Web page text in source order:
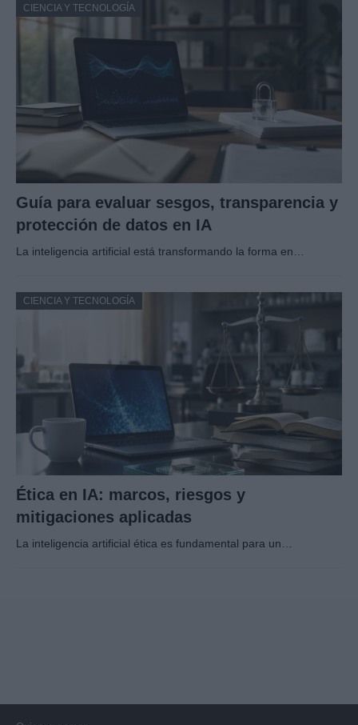
CIENCIA Y TECNOLOGÍA
Guía para evaluar sesgos, transparencia y
protección de datos en IA
La inteligencia artificial está transformando la forma en…
CIENCIA Y TECNOLOGÍA
Ética en IA: marcos, riesgos y
mitigaciones aplicadas
La inteligencia artificial ética es fundamental para un…